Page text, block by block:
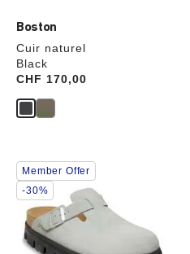
Boston
Cuir naturel
Black
Price:
CHF 170,00
Cliquer
sur
les
échantillons
couleurs
modifiera
Member Offer
-30%